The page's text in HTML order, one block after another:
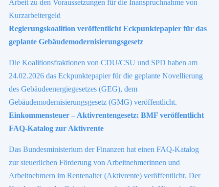
Arbeit zu den Voraussetzungen für die Inanspruchnahme von
Kurzarbeitergeld
Regierungskoalition veröffentlicht Eckpunktepapier für das
geplante Gebäudemodernisierungsgesetz
Die Koalitionsfraktionen von CDU/CSU und SPD haben am
24.02.2026 das Eckpunktepapier für die geplante Novellierung
des Gebäudeenergiegesetzes (GEG), dem
Gebäudemodernisierungsgesetz (GMG) veröffentlicht.
Einkommensteuer – Aktivrentengesetz: BMF veröffentlicht
FAQ-Katalog zur Aktivrente
Das Bundesministerium der Finanzen hat einen FAQ-Katalog
zur steuerlichen Förderung von Arbeitnehmerinnen und
Arbeitnehmern im Rentenalter (Aktivrente) veröffentlicht. Der